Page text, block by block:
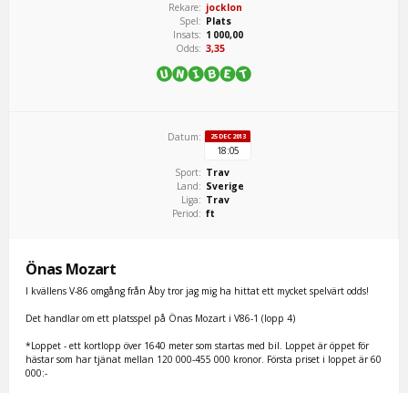
Önas Mozart
I kvällens V-86 omgång från Åby tror jag mig ha hittat ett mycket spelvärt odds!
Det handlar om ett platsspel på Önas Mozart i V86-1 (lopp 4)
*Loppet - ett kortlopp över 1640 meter som startas med bil. Loppet är öppet för
hästar som har tjänat mellan 120 000-455 000 kronor. Första priset i loppet är 60
000:-
Rekare: jocklon
Spel: Plats
Insats: 1 000,00
Odds: 3,35
Datum: 25 DEC 2013
18:05
Sport: Trav
Land: Sverige
Liga: Trav
Period: ft